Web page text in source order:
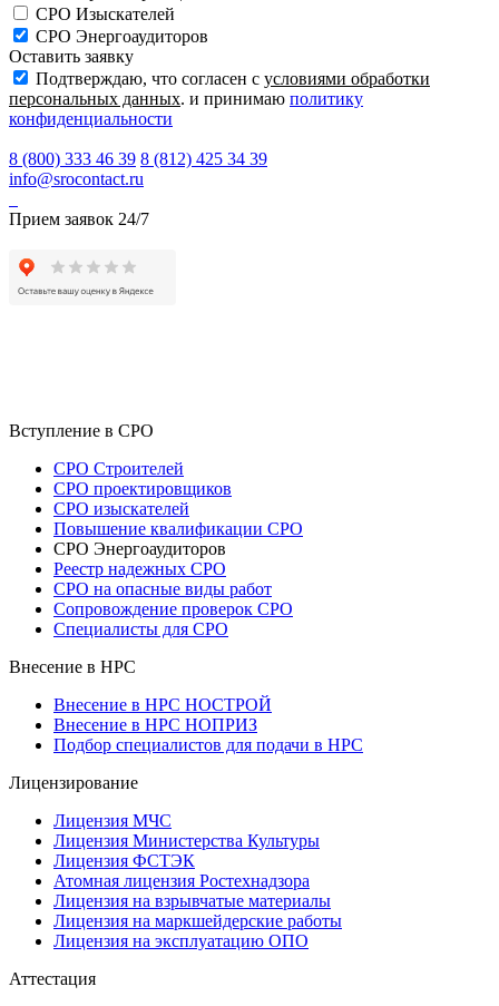
СРО Изыскателей
СРО Энергоаудиторов
Оставить заявку
Подтверждаю, что согласен с условиями обработки
персональных данных. и принимаю политику
конфиденциальности
8 (800) 333 46 39 8 (812) 425 34 39
info@srocontact.ru
Прием заявок 24/7
Вступление в СРО
СРО Строителей
СРО проектировщиков
СРО изыскателей
Повышение квалификации СРО
СРО Энергоаудиторов
Реестр надежных СРО
СРО на опасные виды работ
Сопровождение проверок СРО
Специалисты для СРО
Внесение в НРС
Внесение в НРС НОСТРОЙ
Внесение в НРС НОПРИЗ
Подбор специалистов для подачи в НРС
Лицензирование
Лицензия МЧС
Лицензия Министерства Культуры
Лицензия ФСТЭК
Атомная лицензия Ростехнадзора
Лицензия на взрывчатые материалы
Лицензия на маркшейдерские работы
Лицензия на эксплуатацию ОПО
Аттестация